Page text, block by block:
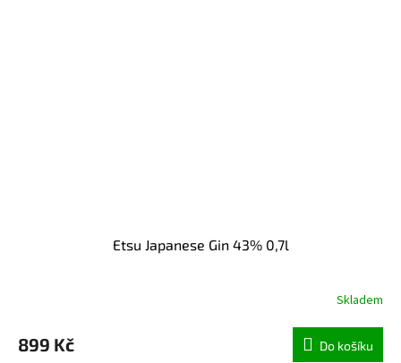
Etsu Japanese Gin 43% 0,7l
Skladem
899 Kč Do košíku